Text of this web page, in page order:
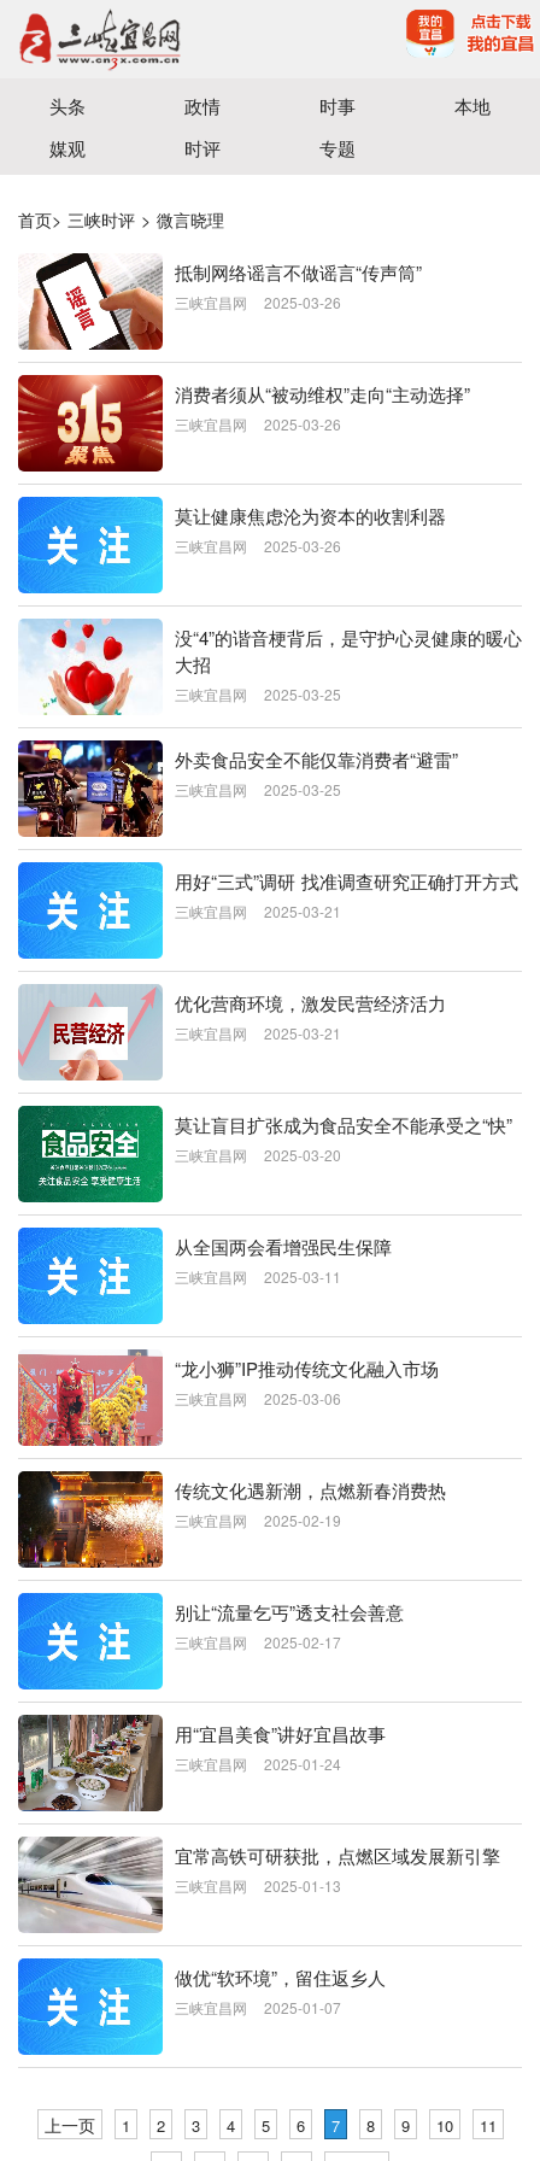
宜昌三峡融媒体中心主办
头条 政情 时事
本地
媒观
时评 专题
首页> 三峡时评 > 微言晓理
抵制网络谣言不做谣言“传声筒”
三峡宜昌网 2025-03-26
消费者须从“被动维权”走向“主动选择”
三峡宜昌网 2025-03-26
莫让健康焦虑沦为资本的收割利器
三峡宜昌网 2025-03-26
没“4”的谐音梗背后，是守护心灵健康的暖心
大招
三峡宜昌网 2025-03-25
外卖食品安全不能仅靠消费者“避雷”
三峡宜昌网 2025-03-25
用好“三式”调研 找准调查研究正确打开方式
三峡宜昌网 2025-03-21
优化营商环境，激发民营经济活力
三峡宜昌网 2025-03-21
莫让盲目扩张成为食品安全不能承受之“快”
三峡宜昌网 2025-03-20
从全国两会看增强民生保障
三峡宜昌网 2025-03-11
“龙小狮”IP推动传统文化融入市场
三峡宜昌网 2025-03-06
传统文化遇新潮，点燃新春消费热
三峡宜昌网 2025-02-19
别让“流量乞丐”透支社会善意
三峡宜昌网 2025-02-17
用“宜昌美食”讲好宜昌故事
三峡宜昌网 2025-01-24
宜常高铁可研获批，点燃区域发展新引擎
三峡宜昌网 2025-01-13
做优“软环境”，留住返乡人
三峡宜昌网 2025-01-07
上一页 1 2 3 4 5 6 7 8 9 10
11